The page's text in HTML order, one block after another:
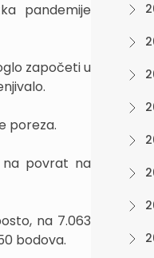
pandemije
započeti u
poreza.
na povrat na
na 7.063
bodova.